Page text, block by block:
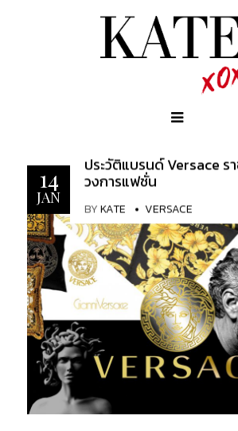
14
JAN
ประวัติ​แบรนด์​ Versace ร
วงการแฟชั่น
BYKATE VERSACE